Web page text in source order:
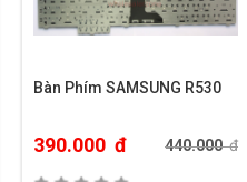
Bàn Phím SAMSUNG R530
390.000 đ 440.000đ